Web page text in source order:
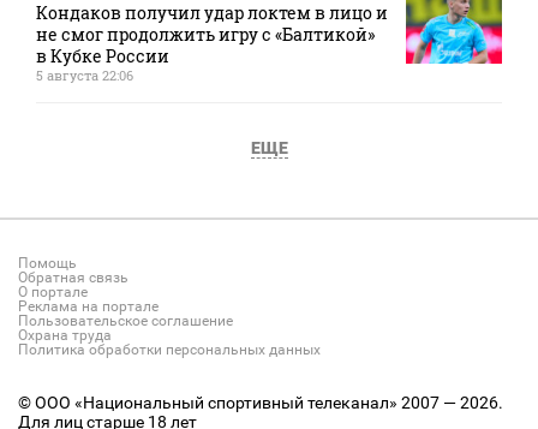
Кондаков получил удар локтем в лицо и
не смог продолжить игру с «Балтикой»
в Кубке России
5 августа 22:06
ЕЩЕ
Помощь
Обратная связь
О портале
Реклама на портале
Пользовательское соглашение
Охрана труда
Политика обработки персональных данных
© ООО «Национальный спортивный телеканал» 2007 — 2026.
Для лиц старше 18 лет